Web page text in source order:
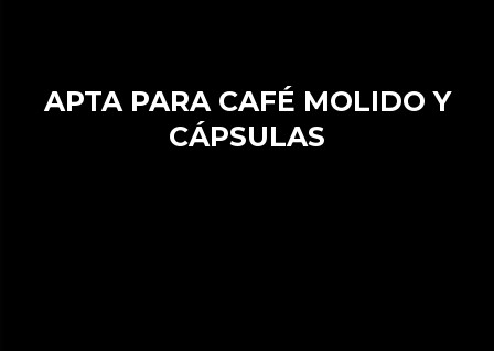
APTA PARA CAFÉ MOLIDO Y
CÁPSULAS